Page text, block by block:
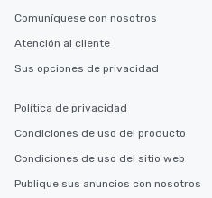
Comuníquese con nosotros
Atención al cliente
Sus opciones de privacidad
Política de privacidad
Condiciones de uso del producto
Condiciones de uso del sitio web
Publique sus anuncios con nosotros